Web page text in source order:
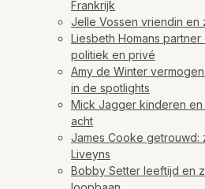
Frankrijk
Jelle Vossen vriendin en
Liesbeth Homans
politiek en privé
Amy de Winter
in de spotlights
Mick Jagger kinderen
acht
James Cooke getrouwd:
Liveyns
Bobby Setter leeftijd en